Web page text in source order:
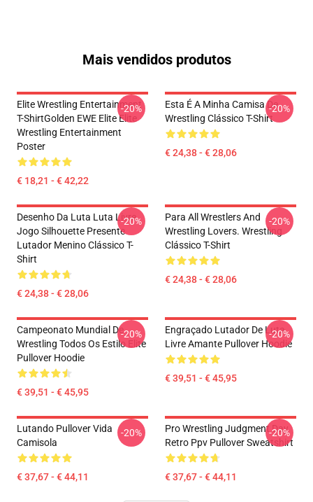
Mais vendidos produtos
Elite Wrestling Entertainment
T-ShirtGolden EWE Elite Elite
Wrestling Entertainment
Poster
€ 18,21 - € 42,22
-20%
Esta É A Minha Camisa De
Wrestling Clássico T-Shirt
€ 24,38 - € 28,06
-20%
Desenho Da Luta Luta Livre
Jogo Silhouette Presente
Lutador Menino Clássico T-
Shirt
€ 24,38 - € 28,06
-20%
Para All Wrestlers And
Wrestling Lovers. Wrestling
Clássico T-Shirt
€ 24,38 - € 28,06
-20%
Campeonato Mundial De
Wrestling Todos Os Estilo Elite
Pullover Hoodie
€ 39,51 - € 45,95
-20%
Engraçado Lutador De Luta
Livre Amante Pullover Hoodie
€ 39,51 - € 45,95
-20%
Lutando Pullover Vida
Camisola
€ 37,67 - € 44,11
-20%
Pro Wrestling Judgment Day
Retro Ppv Pullover Sweatshirt
€ 37,67 - € 44,11
-20%